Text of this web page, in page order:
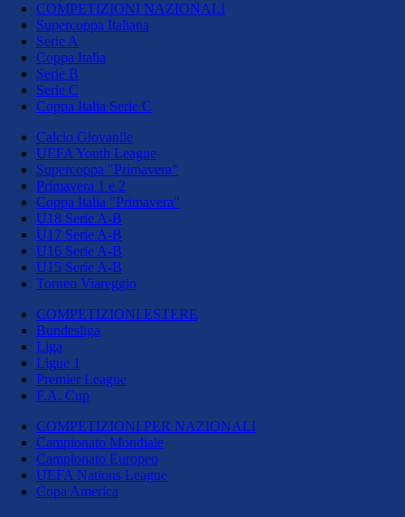
COMPETIZIONI NAZIONALI
Supercoppa Italiana
Serie A
Coppa Italia
Serie B
Serie C
Coppa Italia Serie C
Calcio Giovanile
UEFA Youth League
Supercoppa "Primavera"
Primavera 1 e 2
Coppa Italia "Primavera"
U18 Serie A-B
U17 Serie A-B
U16 Serie A-B
U15 Serie A-B
Torneo Viareggio
COMPETIZIONI ESTERE
Bundesliga
Liga
Ligue 1
Premier League
F.A. Cup
COMPETIZIONI PER NAZIONALI
Campionato Mondiale
Campionato Europeo
UEFA Nations League
Copa America